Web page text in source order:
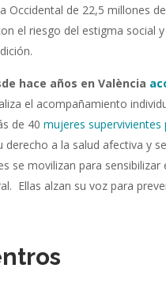
Occidental de 22,5 millones
el riesgo del estigma social
hace años en València
el acompañamiento
de 40 mujeres supervivientes
a la salud afectiva y
se movilizan para
Ellas alzan su voz para